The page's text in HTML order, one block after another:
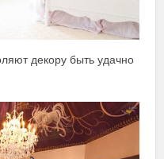
декору быть удачно